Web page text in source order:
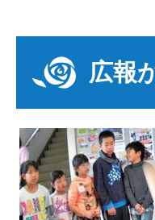
広報